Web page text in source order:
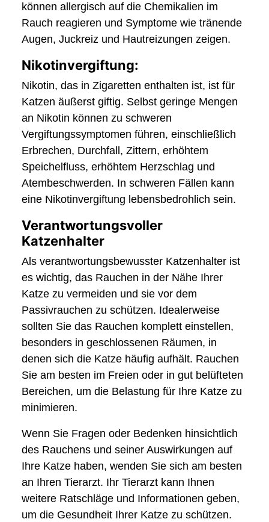
können allergisch auf die Chemikalien im
Rauch reagieren und Symptome wie tränende
Augen, Juckreiz und Hautreizungen zeigen.
Nikotinvergiftung:
Nikotin, das in Zigaretten enthalten ist, ist für
Katzen äußerst giftig. Selbst geringe Mengen
an Nikotin können zu schweren
Vergiftungssymptomen führen, einschließlich
Erbrechen, Durchfall, Zittern, erhöhtem
Speichelfluss, erhöhtem Herzschlag und
Atembeschwerden. In schweren Fällen kann
eine Nikotinvergiftung lebensbedrohlich sein.
Verantwortungsvoller
Katzenhalter
Als verantwortungsbewusster Katzenhalter ist
es wichtig, das Rauchen in der Nähe Ihrer
Katze zu vermeiden und sie vor dem
Passivrauchen zu schützen. Idealerweise
sollten Sie das Rauchen komplett einstellen,
besonders in geschlossenen Räumen, in
denen sich die Katze häufig aufhält. Rauchen
Sie am besten im Freien oder in gut belüfteten
Bereichen, um die Belastung für Ihre Katze zu
minimieren.
Wenn Sie Fragen oder Bedenken hinsichtlich
des Rauchens und seiner Auswirkungen auf
Ihre Katze haben, wenden Sie sich am besten
an Ihren Tierarzt. Ihr Tierarzt kann Ihnen
weitere Ratschläge und Informationen geben,
um die Gesundheit Ihrer Katze zu schützen.